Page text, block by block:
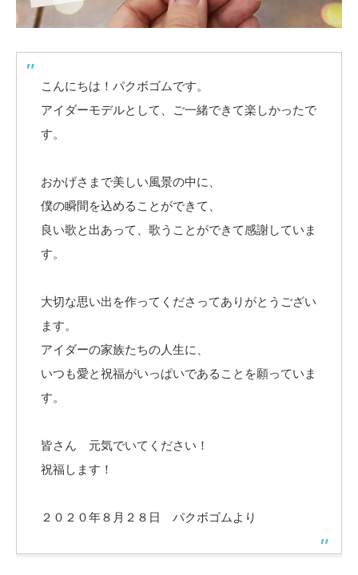
こんにちは！パクボゴムです。
アイダーモデルとして、ご一緒できて楽しかったで
す。
おかげさまで美しい風景の中に、
僕の瞬間を込めることができて、
良い歌と出あって、歌うことができて感謝していま
す。
大切な思い出を作ってくださってありがとうござい
ます。
アイダーの家族たちの人生に、
いつも愛と祝福がいっぱいであることを願っていま
す。
皆さん 元気でいてください！
祝福します！
２０２０年８月２８日 パクボゴムより